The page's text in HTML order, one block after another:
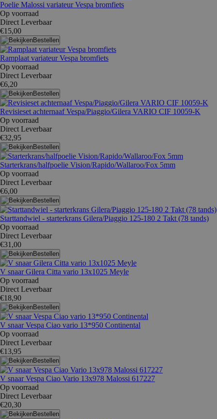
Poelie Malossi variateur Vespa bromfiets
Op voorraad
Direct Leverbaar
€15,00
Bestellen
Ramplaat variateur Vespa bromfiets
Op voorraad
Direct Leverbaar
€6,20
Bestellen
Revisieset achternaaf Vespa/Piaggio/Gilera VARIO CIF 10059-K
Op voorraad
Direct Leverbaar
€32,95
Bestellen
Starterkrans/halfpoelie Vision/Rapido/Wallaroo/Fox 5mm
Op voorraad
Direct Leverbaar
€6,00
Bestellen
Starttandwiel - starterkrans Gilera/Piaggio 125-180 2 Takt (78 tands)
Op voorraad
Direct Leverbaar
€31,00
Bestellen
V snaar Gilera Citta vario 13x1025 Meyle
Op voorraad
Direct Leverbaar
€18,90
Bestellen
V snaar Vespa Ciao vario 13*950 Continental
Op voorraad
Direct Leverbaar
€13,95
Bestellen
V snaar Vespa Ciao Vario 13x978 Malossi 617227
Op voorraad
Direct Leverbaar
€20,30
Bestellen